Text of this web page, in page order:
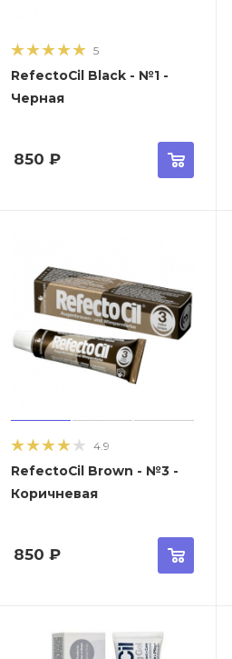
5
RefectoCil Black - №1 -
Черная
850 ₽
4.9
RefectoCil Brown - №3 -
Коричневая
850 ₽